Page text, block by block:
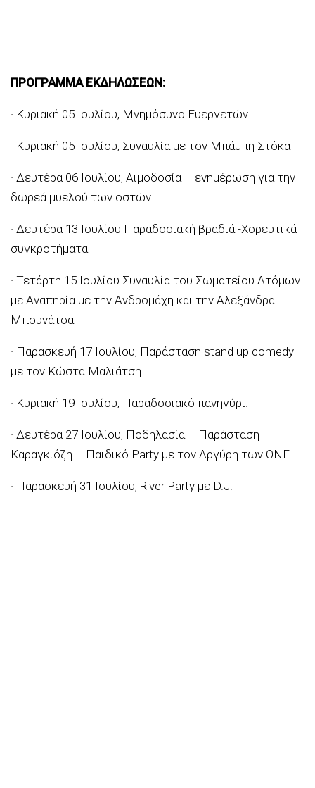
ΠΡΟΓΡΑΜΜΑ ΕΚΔΗΛΩΣΕΩΝ:
· Κυριακή 05 Ιουλίου, Μνημόσυνο Ευεργετών
· Κυριακή 05 Ιουλίου, Συναυλία με τον Μπάμπη Στόκα
· Δευτέρα 06 Ιουλίου, Αιμοδοσία – ενημέρωση για την
δωρεά μυελού των οστών.
· Δευτέρα 13 Ιουλίου Παραδοσιακή βραδιά -Χορευτικά
συγκροτήματα
· Τετάρτη 15 Ιουλίου Συναυλία του Σωματείου Ατόμων
με Αναπηρία με την Ανδρομάχη και την Αλεξάνδρα
Μπουνάτσα
· Παρασκευή 17 Ιουλίου, Παράσταση stand up comedy
με τον Κώστα Μαλιάτση
· Κυριακή 19 Ιουλίου, Παραδοσιακό πανηγύρι.
· Δευτέρα 27 Ιουλίου, Ποδηλασία – Παράσταση
Καραγκιόζη – Παιδικό Party με τον Αργύρη των ΟΝΕ
· Παρασκευή 31 Ιουλίου, River Party με D.J.